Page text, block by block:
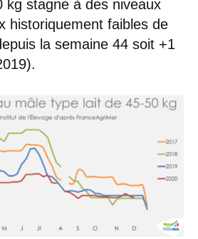
kg stagne à des niveaux
historiquement faibles de
la semaine 44 soit +1